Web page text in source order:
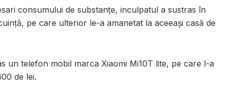
consumului de substanțe, inculpatul a sustras în
pe care ulterior le-a amanetat la aceeași casă de
un telefon mobil marca Xiaomi Mi10T lite, pe care l-a
de lei.